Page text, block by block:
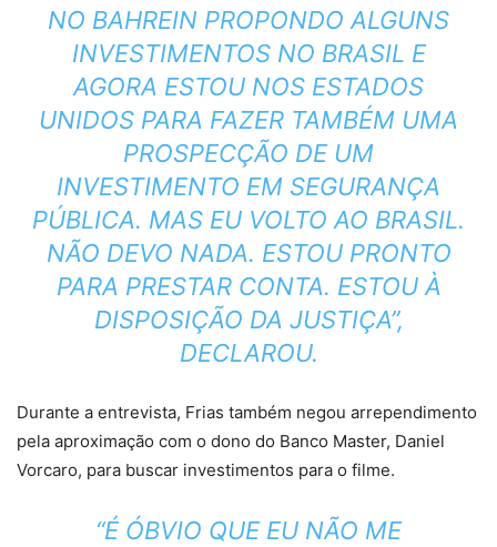
NO BAHREIN PROPONDO ALGUNS
INVESTIMENTOS NO BRASIL E
AGORA ESTOU NOS ESTADOS
UNIDOS PARA FAZER TAMBÉM UMA
PROSPECÇÃO DE UM
INVESTIMENTO EM SEGURANÇA
PÚBLICA. MAS EU VOLTO AO BRASIL.
NÃO DEVO NADA. ESTOU PRONTO
PARA PRESTAR CONTA. ESTOU À
DISPOSIÇÃO DA JUSTIÇA”,
DECLAROU.
Durante a entrevista, Frias também negou arrependimento
pela aproximação com o dono do Banco Master, Daniel
Vorcaro, para buscar investimentos para o filme.
“É ÓBVIO QUE EU NÃO ME